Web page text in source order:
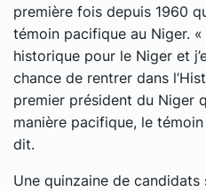
première fois depuis 1960
témoin pacifique au Niger.
historique pour le Niger et
chance de rentrer dans
premier président du Niger
manière pacifique, le
dit.
Une quinzaine de